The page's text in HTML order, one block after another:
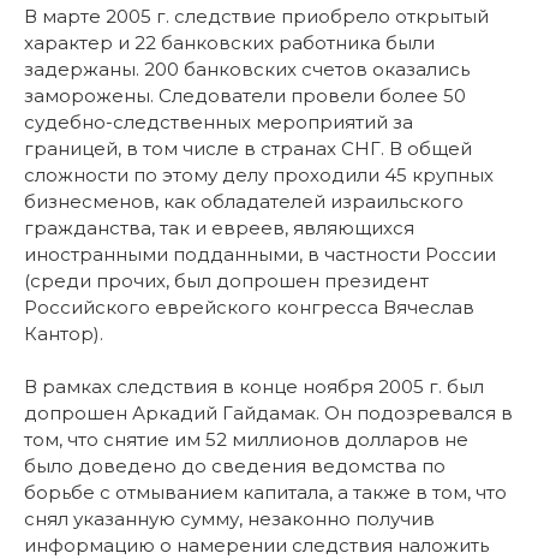
В марте 2005 г. следствие приобрело открытый
характер и 22 банковских работника были
задержаны. 200 банковских счетов оказались
заморожены. Следователи провели более 50
судебно-следственных мероприятий за
границей, в том числе в странах СНГ. В общей
сложности по этому делу проходили 45 крупных
бизнесменов, как обладателей израильского
гражданства, так и евреев, являющихся
иностранными подданными, в частности России
(среди прочих, был допрошен президент
Российского еврейского конгресса Вячеслав
Кантор).
В рамках следствия в конце ноября 2005 г. был
допрошен Аркадий Гайдамак. Он подозревался в
том, что снятие им 52 миллионов долларов не
было доведено до сведения ведомства по
борьбе с отмыванием капитала, а также в том, что
снял указанную сумму, незаконно получив
информацию о намерении следствия наложить